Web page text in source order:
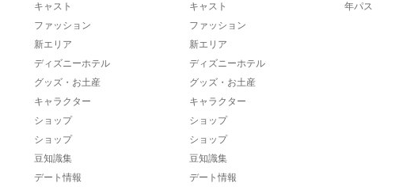
キャスト
ファッション
新エリア
ディズニーホテル
グッズ・お土産
キャラクター
ショップ
ショップ
豆知識集
デート情報
キャスト
ファッション
新エリア
ディズニーホテル
グッズ・お土産
キャラクター
ショップ
ショップ
豆知識集
デート情報
年パス